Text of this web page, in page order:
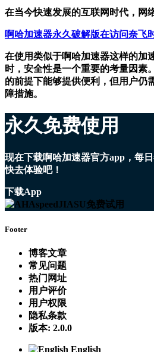
在当今快速发展的互联网时代，网
啊哈加速器永久破解版在访问奈飞
在使用类似于啊哈加速器这样的加
时，安全性是一个重要的考量因素
的前提下能够提供便利，但用户仍
障措施。
永久免费使用
现在下载啊哈加速器官方app，每
快去体验吧！
下载App
Footer
博客文章
常见问题
热门网址
用户评价
用户权限
隐私条款
版本: 2.0.0
English